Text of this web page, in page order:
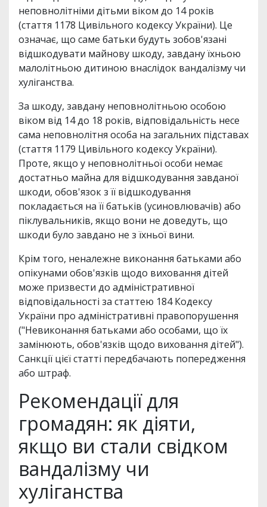
неповнолітніми дітьми віком до 14 років
(стаття 1178 Цивільного кодексу України). Це
означає, що саме батьки будуть зобов'язані
відшкодувати майнову шкоду, завдану їхньою
малолітньою дитиною внаслідок вандалізму чи
хуліганства.
За шкоду, завдану неповнолітньою особою
віком від 14 до 18 років, відповідальність несе
сама неповнолітня особа на загальних підставах
(стаття 1179 Цивільного кодексу України).
Проте, якщо у неповнолітньої особи немає
достатньо майна для відшкодування завданої
шкоди, обов'язок з її відшкодування
покладається на її батьків (усиновлювачів) або
піклувальників, якщо вони не доведуть, що
шкоди було завдано не з їхньої вини.
Крім того, неналежне виконання батьками або
опікунами обов'язків щодо виховання дітей
може призвести до адміністративної
відповідальності за статтею 184 Кодексу
України про адміністративні правопорушення
("Невиконання батьками або особами, що їх
замінюють, обов'язків щодо виховання дітей").
Санкції цієї статті передбачають попередження
або штраф.
Рекомендації для
громадян: як діяти,
якщо ви стали свідком
вандалізму чи
хуліганства